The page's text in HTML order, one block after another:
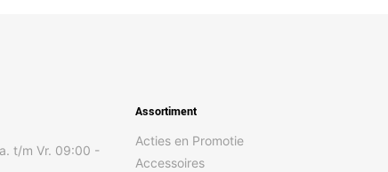
t/m Vr. 09:00 -
Assortiment
Acties en Promotie
Accessoires